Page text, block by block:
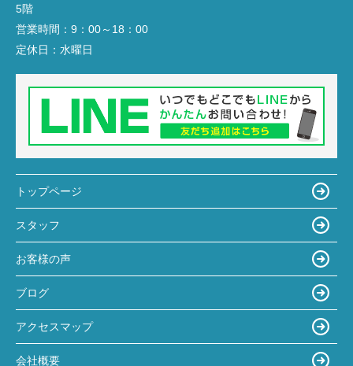
5階
営業時間： 9：00～18：00
定休日： 水曜日
トップページ
スタッフ
お客様の声
ブログ
アクセスマップ
会社概要